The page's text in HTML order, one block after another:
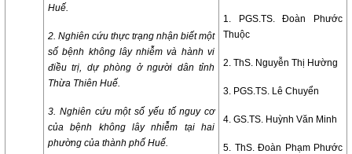
Huế.
2. Nghiên cứu thực trạng nhận biết một
số bệnh không lây nhiễm và hành vi
điều trị, dự phòng ở người dân tỉnh
Thừa Thiên Huế.
3. Nghiên cứu một số yếu tố nguy cơ
của bệnh không lây nhiễm tại hai
phường của thành phố Huế.
1. PGS.TS. Đoàn Phước
Thuộc
2. ThS. Nguyễn Thị Hường
3. PGS.TS. Lê Chuyển
4. GS.TS. Huỳnh Văn Minh
5. ThS. Đoàn Phạm Phước